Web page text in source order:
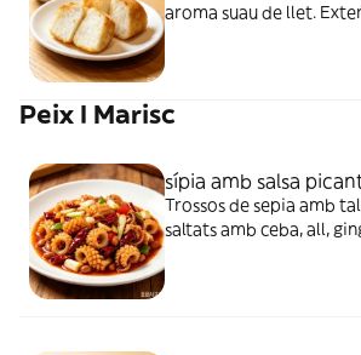
aroma suau de llet.
amb llet condensada
Peix I Marisc
sípia amb salsa
Trossos de sepia amb
saltats amb ceba, all,